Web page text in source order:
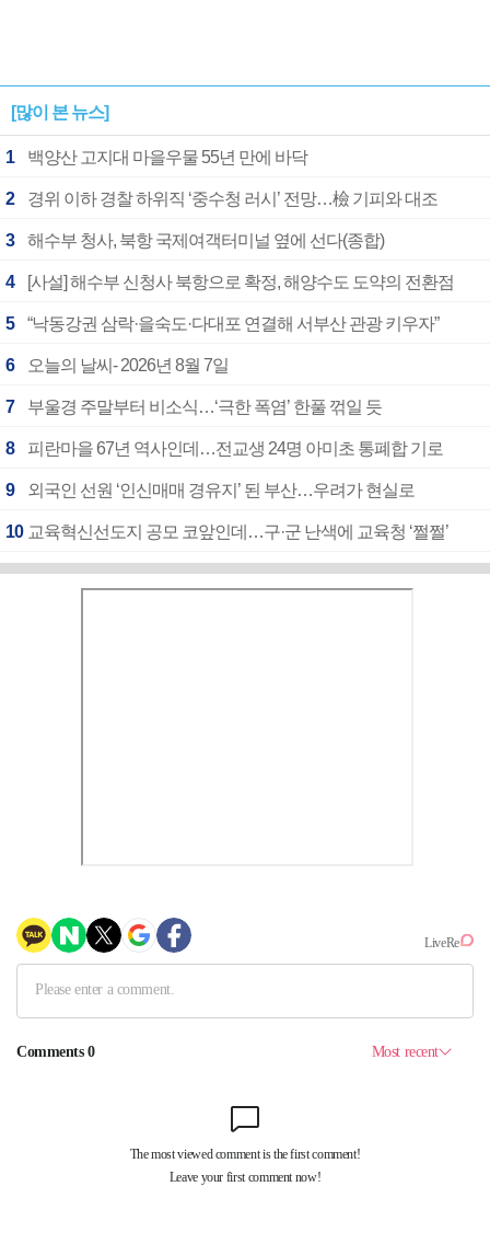
[많이 본 뉴스]
1 백양산 고지대 마을우물 55년 만에 바닥
2 경위 이하 경찰 하위직 ‘중수청 러시’ 전망…檢 기피와 대조
3 해수부 청사, 북항 국제여객터미널 옆에 선다(종합)
4 [사설] 해수부 신청사 북항으로 확정, 해양수도 도약의 전환점
5 “낙동강권 삼락·을숙도·다대포 연결해 서부산 관광 키우자”
6 오늘의 날씨- 2026년 8월 7일
7 부울경 주말부터 비소식…‘극한 폭염’ 한풀 꺾일 듯
8 피란마을 67년 역사인데…전교생 24명 아미초 통폐합 기로
9 외국인 선원 ‘인신매매 경유지’ 된 부산…우려가 현실로
10 교육혁신선도지 공모 코앞인데…구·군 난색에 교육청 ‘쩔쩔’